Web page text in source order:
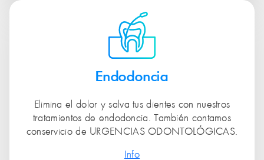
Endodoncia
Elimina el dolor y salva tus dientes con nuestros
tratamientos de endodoncia. También contamos
conservicio de URGENCIAS ODONTOLÓGICAS.
Info